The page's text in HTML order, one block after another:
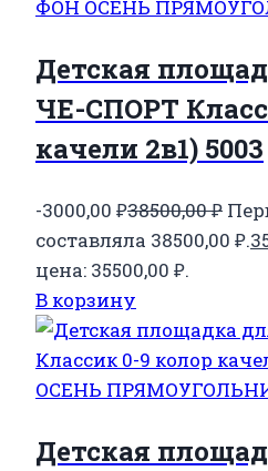
Детская
ЧЕ-СПОРТ
качели 2в1) 5003
-3000,00 ₽38500,00₽
составляла 38500,00 ₽.
цена: 35500,00 ₽.
В корзину
Детская